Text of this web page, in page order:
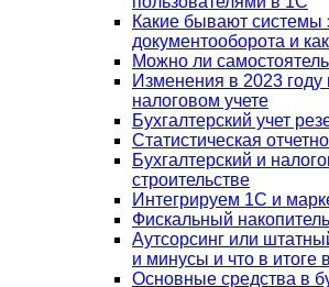
Какие бывают системы
документооборота и
Можно ли
Изменения в 2023 году
налоговом учете
Бухгалтерский учет
Статистическая
Бухгалтерский и
строительстве
Интегрируем 1С и
Фискальный
Аутсорсинг или
и минусы и что в итоге
Основные средства в